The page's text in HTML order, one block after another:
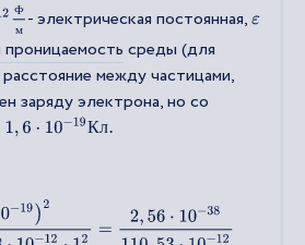
Ф
м
м - электрическая постоянная,ε
среды (для
между частицами,
заряду электрона, но со
Кл
6⋅10 − 19Кл.
,14⋅8,8 =2 56⋅ 10−38110